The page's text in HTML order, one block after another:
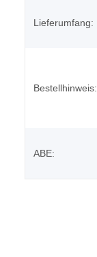
Lieferumfang:
Bestellhinweis:
ABE: